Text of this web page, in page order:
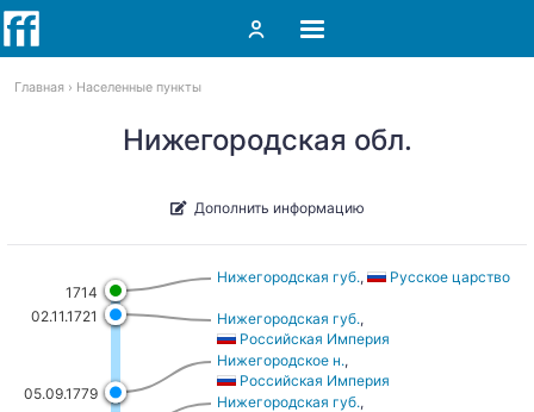
Главная Населенные пункты
Нижегородская обл.
Дополнить информацию
1714
02.11.1721
05.09.1779
Нижегородская губ., Русское царство
Нижегородская губ.,
Российская Империя
Нижегородское н.,
Российская Империя
Нижегородская губ.,